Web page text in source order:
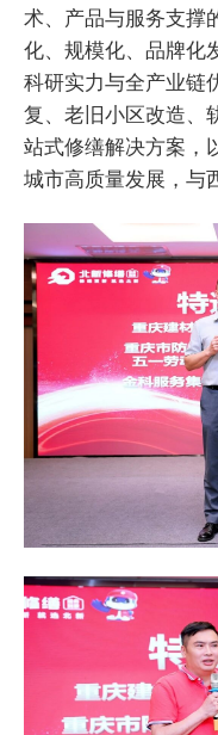
术、产品与服务支撑
化、规模化、品牌化
科研实力与全产业链
复、老旧小区改造、
站式修缮解决方案，
城市高质量发展，与